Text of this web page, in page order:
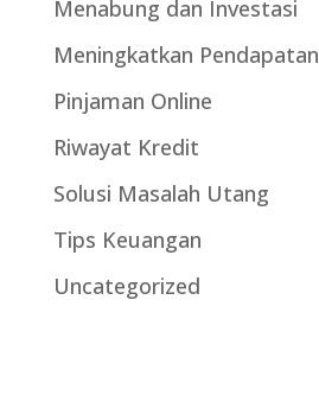
Menabung dan Investasi
Meningkatkan Pendapatan
Pinjaman Online
Riwayat Kredit
Solusi Masalah Utang
Tips Keuangan
Uncategorized